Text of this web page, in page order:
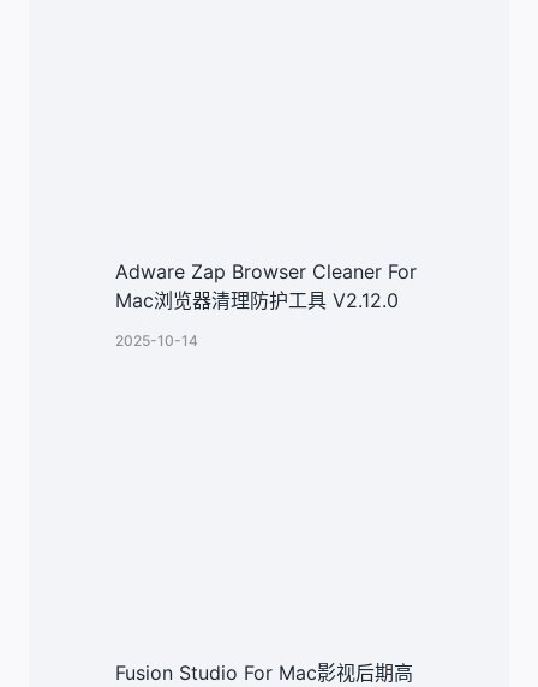
Adware Zap Browser Cleaner For
Mac浏览器清理防护工具 V2.12.0
2025-10-14
Fusion Studio For Mac影视后期高